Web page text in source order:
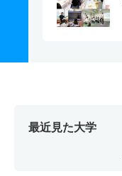
最近見た大学